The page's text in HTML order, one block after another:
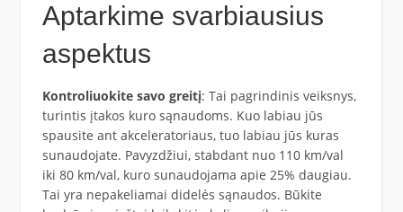
Aptarkime svarbiausius
aspektus
Kontroliuokite savo greitį: Tai pagrindinis veiksnys,
turintis įtakos kuro sąnaudoms. Kuo labiau jūs
spausite ant akceleratoriaus, tuo labiau jūs kuras
sunaudojate. Pavyzdžiui, stabdant nuo 110 km/val
iki 80 km/val, kuro sunaudojama apie 25% daugiau.
Tai yra nepakeliamai didelės sąnaudos. Būkite